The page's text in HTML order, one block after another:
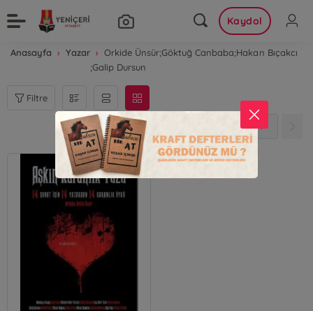
Kaydol
Anasayfa Yazar
Orkide Ünsür;Göktuğ Canbaba;Hakan Bıçakcı
;Galip Dursun
Filtre
1 1